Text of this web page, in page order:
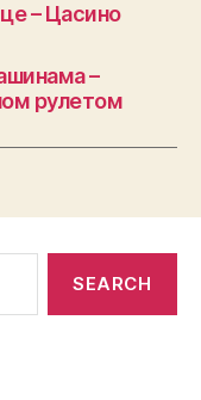
– Цасино
–
рулетом